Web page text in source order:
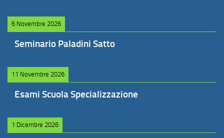
6 Novembre 2026
Seminario Paladini Satto
11 Novembre 2026
Esami Scuola Specializzazione
1 Dicembre 2026